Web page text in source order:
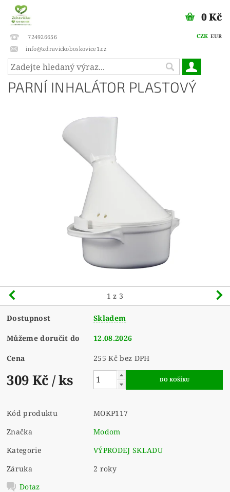
724926656
info@zdravickoboskovice1.cz
CZK EUR
0 Kč
PARNÍ INHALÁTOR PLASTOVÝ
1 z 3
Dostupnost Skladem
Můžeme doručit do 12.08.2026
Cena 255 Kč bez DPH
309 Kč / ks
Kód produktu
MOKP117
Značka
Modom
Kategorie
VÝPRODEJ SKLADU
Záruka
2 roky
Dotaz